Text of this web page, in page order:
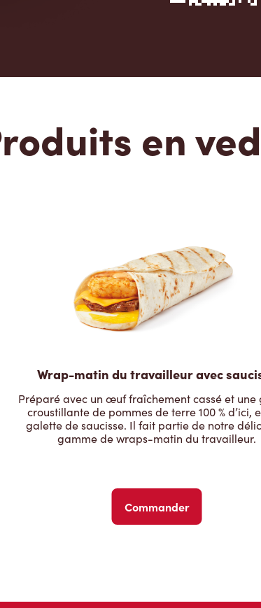
en
Wrap-matin du travailleur avec
Préparé avec un œuf fraîchement cassé et une
croustillante de pommes de terre 100 % d’ici,
galette de saucisse. Il fait partie de notre
gamme de wraps-matin du travailleur.
Commander